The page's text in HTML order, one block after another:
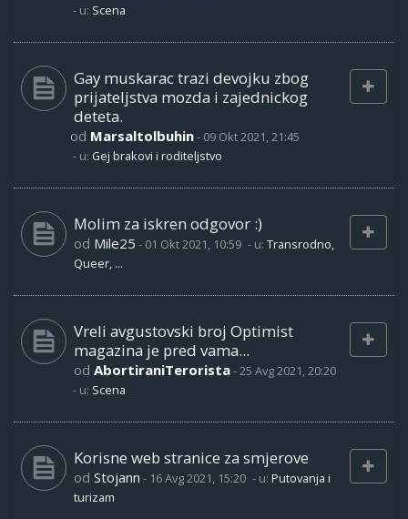
- u: Scena
Gay muskarac trazi devojku zbog
prijateljstva mozda i zajednickog
deteta.
od Marsaltolbuhin- 09 Okt 2021, 21:45
- u: Gej brakovi i roditeljstvo
Molim za iskren odgovor :)
od Mile25 - 01 Okt 2021, 10:59 - u: Transrodno,
Queer, ...
Vreli avgustovski broj Optimist
magazina je pred vama...
od AbortiraniTerorista-25 Avg 2021, 20:20
- u: Scena
Korisne web stranice za smjerove
od Stojann - 16 Avg 2021, 15:20 - u: Putovanja i
turizam